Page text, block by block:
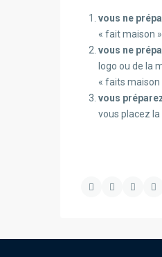
vous ne
« fait maison
vous ne
logo ou de la
« faits
vous
vous placez